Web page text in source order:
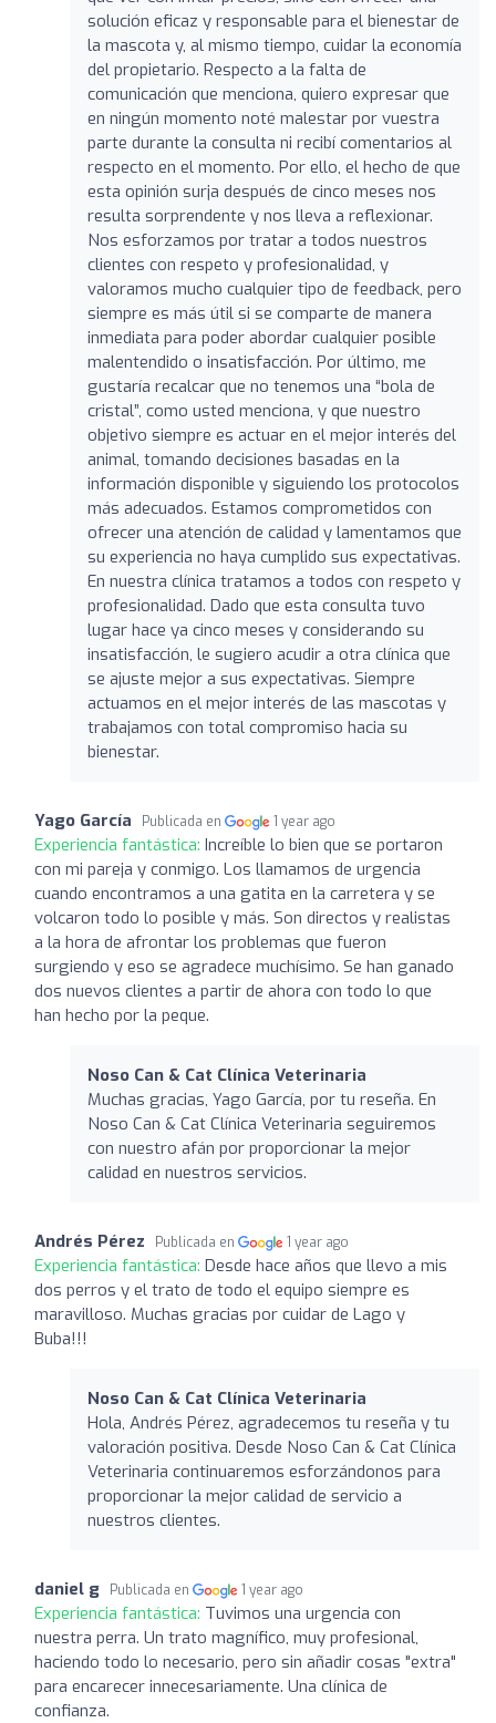
solución eficaz y responsable para el bienestar de
la mascota y, al mismo tiempo, cuidar la economía
del propietario. Respecto a la falta de
comunicación que menciona, quiero expresar que
en ningún momento noté malestar por vuestra
parte durante la consulta ni recibí comentarios al
respecto en el momento. Por ello, el hecho de que
esta opinión surja después de cinco meses nos
resulta sorprendente y nos lleva a reflexionar.
Nos esforzamos por tratar a todos nuestros
clientes con respeto y profesionalidad, y
valoramos mucho cualquier tipo de feedback, pero
siempre es más útil si se comparte de manera
inmediata para poder abordar cualquier posible
malentendido o insatisfacción. Por último, me
gustaría recalcar que no tenemos una “bola de
cristal”, como usted menciona, y que nuestro
objetivo siempre es actuar en el mejor interés del
animal, tomando decisiones basadas en la
información disponible y siguiendo los protocolos
más adecuados. Estamos comprometidos con
ofrecer una atención de calidad y lamentamos que
su experiencia no haya cumplido sus expectativas.
En nuestra clínica tratamos a todos con respeto y
profesionalidad. Dado que esta consulta tuvo
lugar hace ya cinco meses y considerando su
insatisfacción, le sugiero acudir a otra clínica que
se ajuste mejor a sus expectativas. Siempre
actuamos en el mejor interés de las mascotas y
trabajamos con total compromiso hacia su
bienestar.
Yago García Publicada en 1 year ago
Experiencia fantástica: Increíble lo bien que se portaron
con mi pareja y conmigo. Los llamamos de urgencia
cuando encontramos a una gatita en la carretera y se
volcaron todo lo posible y más. Son directos y realistas
a la hora de afrontar los problemas que fueron
surgiendo y eso se agradece muchísimo. Se han ganado
dos nuevos clientes a partir de ahora con todo lo que
han hecho por la peque.
Noso Can & Cat Clínica Veterinaria
Muchas gracias, Yago García, por tu reseña. En
Noso Can & Cat Clínica Veterinaria seguiremos
con nuestro afán por proporcionar la mejor
calidad en nuestros servicios.
Andrés Pérez Publicada en 1 year ago
Experiencia fantástica: Desde hace años que llevo a mis
dos perros y el trato de todo el equipo siempre es
maravilloso. Muchas gracias por cuidar de Lago y
Buba!!!
Noso Can & Cat Clínica Veterinaria
Hola, Andrés Pérez, agradecemos tu reseña y tu
valoración positiva. Desde Noso Can & Cat Clínica
Veterinaria continuaremos esforzándonos para
proporcionar la mejor calidad de servicio a
nuestros clientes.
daniel g Publicada en 1 year ago
Experiencia fantástica: Tuvimos una urgencia con
nuestra perra. Un trato magnífico, muy profesional,
haciendo todo lo necesario, pero sin añadir cosas "extra"
para encarecer innecesariamente. Una clínica de
confianza.